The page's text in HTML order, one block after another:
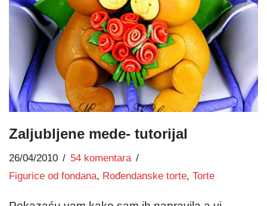
Zaljubljene mede- tutorijal
26/04/2010
54 komentara
Figurice od fondana, Rođendanske torte, Torte